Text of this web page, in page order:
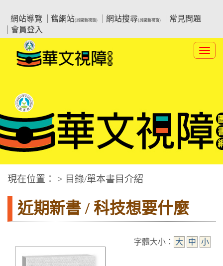
要
網站導覽
舊網站(另開新視窗) 網站搜尋(另開新視窗)
常見問題
會員登入
:::中央區塊
華文視障電子圖書網
現在位置： > 目錄/單本書目介紹
近期新書 / 科技想要什麼
字體大小： 大 中 小